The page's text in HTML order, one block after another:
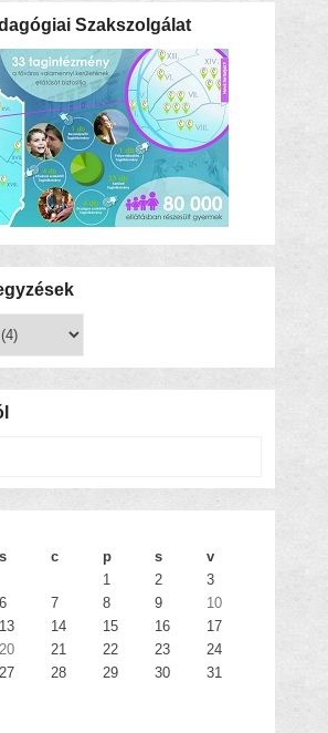
Szakszolgálat
s c p s
v
1
2
3
6 7 8 9
10
13 14 15 16
17
20 21 22 23
24
27 28 29 30 31